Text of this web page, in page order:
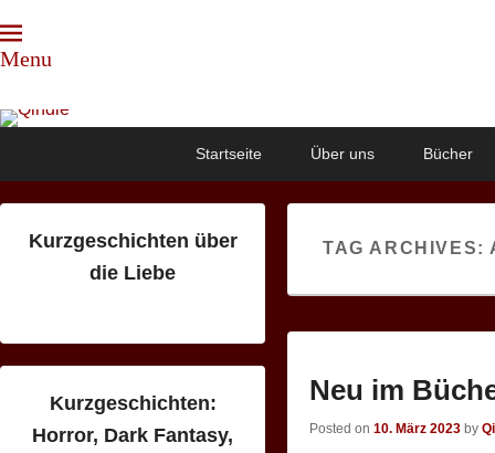
Menu
Qindie
Das Autorenkorrektiv
Startseite Über uns Bücher
TAG ARCHIVES:
Neu im
Posted on 10. März 2023 by
Kurzgeschichten über
die Liebe
Kurzgeschichten:
Horror, Dark Fantasy,